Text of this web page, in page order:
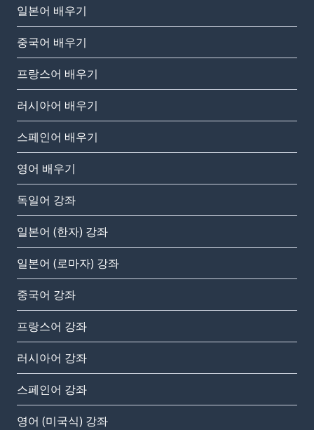
일본어 배우기
중국어 배우기
프랑스어 배우기
러시아어 배우기
스페인어 배우기
영어 배우기
독일어 강좌
일본어 (한자) 강좌
일본어 (로마자) 강좌
중국어 강좌
프랑스어 강좌
러시아어 강좌
스페인어 강좌
영어 (미국식) 강좌